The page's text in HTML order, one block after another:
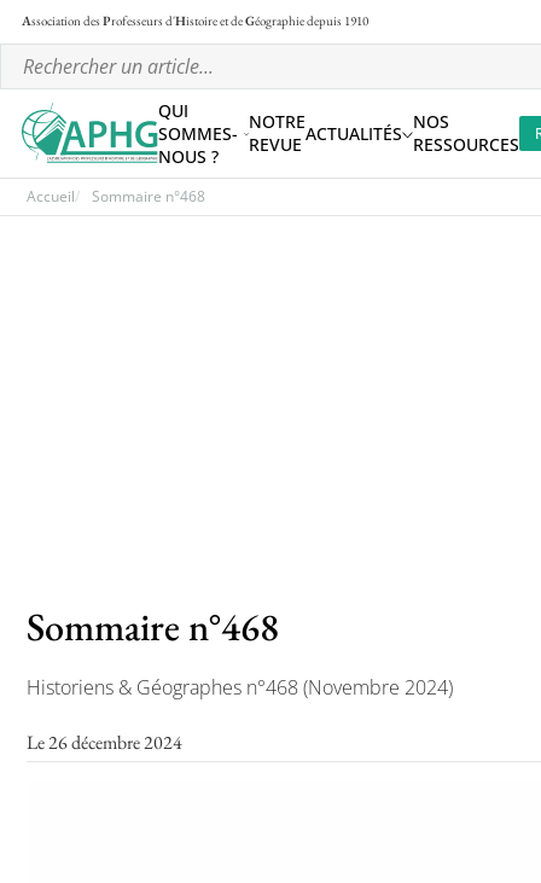
Association desProfesseurs d'Histoire et deGéographiedepuis 1910
QUI
SOMMES-
NOUS ?
NOTRE
REVUE ACTUALITÉS NOS
RESSOURCES
Accueil Sommaire n°468
Sommaire n°468
Historiens & Géographes n°468 (Novembre 2024)
Le 26 décembre 2024